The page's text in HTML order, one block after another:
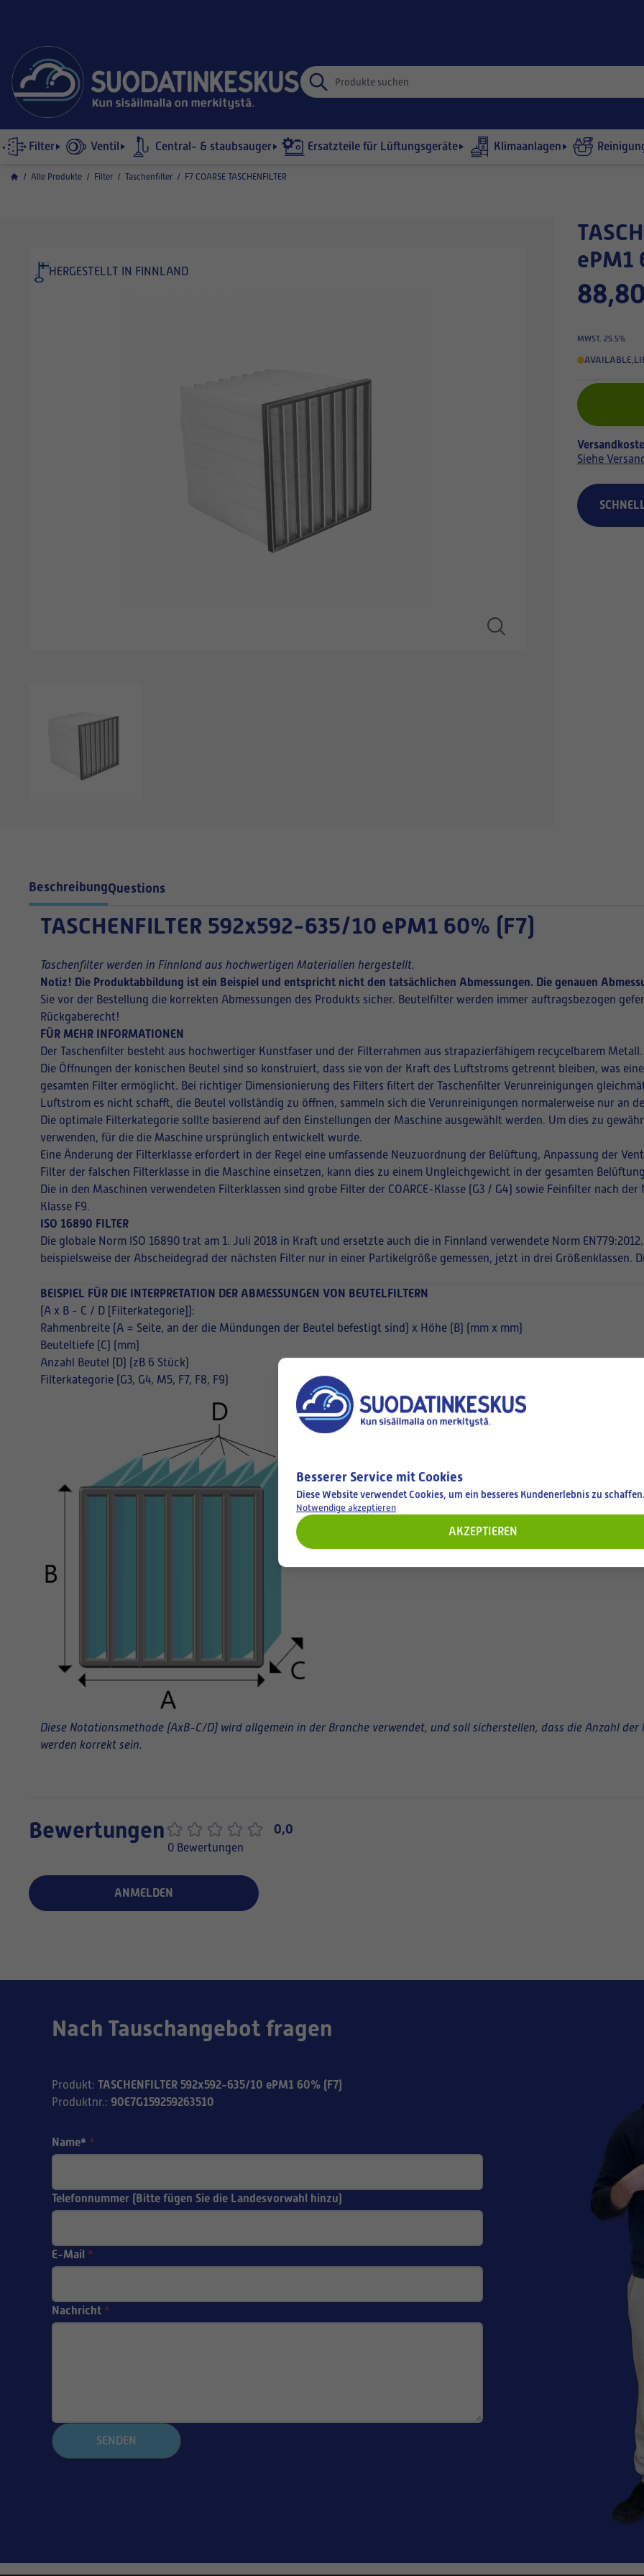
Filter Ventil Central- & staubsauger Ersatzteile für Lüftungsgeräte Klimaanlagen
/ Alle Produkte / Filter / Taschenfilter / F7 COARSE TASCHENFILTER
HERGESTELLT IN FINNLAND
TASCHENFILTER 592x592-635/10
ePM1
MWST. 25.5%
AVAILABLE,
Siehe
BeschreibungQuestions
TASCHENFILTER 592x592-635/10 ePM1 60% (F7)
Taschenfilter werden in Finnland aus hochwertigen Materialien hergestellt.
Notiz! Die Produktabbildung ist ein Beispiel und entspricht nicht den tatsächlichen Abmessungen. Die genauen
Sie vor der Bestellung die korrekten Abmessungen des Produkts sicher. Beutelfilter werden immer auftragsbezogen
Rückgaberecht!
FÜR MEHR INFORMATIONEN
Der Taschenfilter besteht aus hochwertiger Kunstfaser und der Filterrahmen aus strapazierfähigem recycelbarem Metall.
Die Öffnungen der konischen Beutel sind so konstruiert, dass sie von der Kraft des Luftstroms getrennt bleiben, was
gesamten Filter ermöglicht. Bei richtiger Dimensionierung des Filters filtert der Taschenfilter Verunreinigungen
Luftstrom es nicht schafft, die Beutel vollständig zu öffnen, sammeln sich die Verunreinigungen normalerweise nur an
Die optimale Filterkategorie sollte basierend auf den Einstellungen der Maschine ausgewählt werden. Um dies zu
verwenden, für die die Maschine ursprünglich entwickelt wurde.
Eine Änderung der Filterklasse erfordert in der Regel eine umfassende Neuzuordnung der Belüftung, Anpassung der
Filter der falschen Filterklasse in die Maschine einsetzen, kann dies zu einem Ungleichgewicht in der gesamten
Die in den Maschinen verwendeten Filterklassen sind grobe Filter der COARCE-Klasse (G3 / G4) sowie Feinfilter nach
Klasse F9.
ISO 16890 FILTER
Die globale Norm ISO 16890 trat am 1. Juli 2018 in Kraft und ersetzte auch die in Finnland verwendete Norm
beispielsweise der Abscheidegrad der nächsten Filter nur in einer Partikelgröße gemessen, jetzt in drei Größenklassen.
BEISPIEL FÜR DIE INTERPRETATION DER ABMESSUNGEN VON BEUTELFILTERN
(A x B - C / D [Filterkategorie]):
Rahmenbreite (A = Seite, an der die Mündungen der Beutel befestigt sind) x Höhe (B) (mm x mm)
Beuteltiefe (C) (mm)
Anzahl Beutel (D) (zB 6 Stück)
Filterkategorie (G3, G4, M5, F7, F8, F9)
Diese Notationsmethode (AxB-C/D) wird allgemein in der Branche verwendet, und soll sicherstellen, dass die Anzahl
werden korrekt sein.
Bewertungen 0,0
0 Bewertungen
ANMELDEN
Nach Tauschangebot fragen
Produkt: TASCHENFILTER 592x592-635/10 ePM1 60% (F7)
Produktnr.: 90E7G159259263510
Name* *
Telefonnummer (Bitte fügen Sie die Landesvorwahl hinzu)
E-Mail *
Nachricht *
SENDEN
Besserer Service mit Cookies
Diese Website verwendet Cookies, um ein besseres Kundenerlebnis zu schaffen.
Notwendige akzeptieren
AKZEPTIEREN